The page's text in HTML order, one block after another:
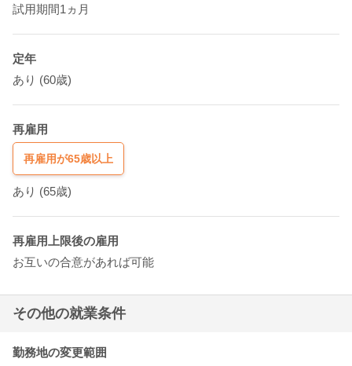
試用期間1ヵ月
定年
あり (60歳)
再雇用
再雇用が65歳以上
あり (65歳)
再雇用上限後の雇用
お互いの合意があれば可能
その他の就業条件
勤務地の変更範囲